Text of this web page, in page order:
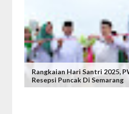
Rangkaian Hari Santri 2025,
Resepsi Puncak Di Semarang